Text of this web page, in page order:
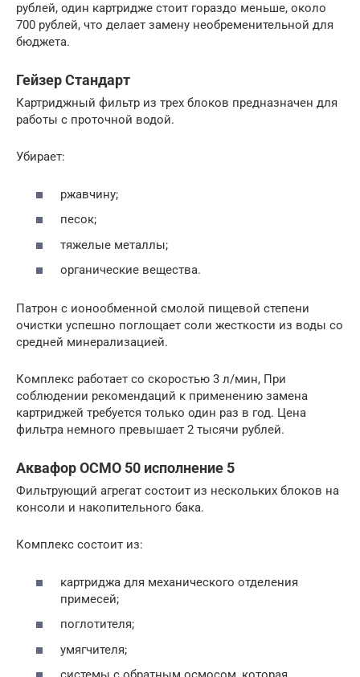
рублей, один картридже стоит гораздо меньше, около
700 рублей, что делает замену необременительной для
бюджета.
Гейзер Стандарт
Картриджный фильтр из трех блоков предназначен для
работы с проточной водой.
Убирает:
ржавчину;
песок;
тяжелые металлы;
органические вещества.
Патрон с ионообменной смолой пищевой степени
очистки успешно поглощает соли жесткости из воды со
средней минерализацией.
Комплекс работает со скоростью 3 л/мин, При
соблюдении рекомендаций к применению замена
картриджей требуется только один раз в год. Цена
фильтра немного превышает 2 тысячи рублей.
Аквафор ОСМО 50 исполнение 5
Фильтрующий агрегат состоит из нескольких блоков на
консоли и накопительного бака.
Комплекс состоит из:
картриджа для механического отделения
примесей;
поглотителя;
умягчителя;